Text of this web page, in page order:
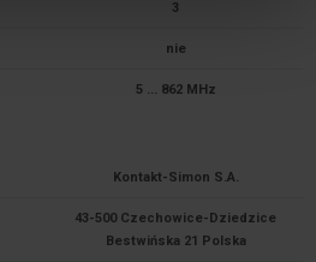
3
nie
5 ... 862 MHz
Kontakt-Simon S.A.
43-500 Czechowice-Dziedzice
Bestwińska 21 Polska